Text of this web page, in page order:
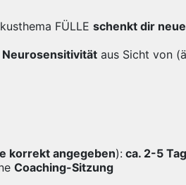
FÜLLE schenkt dir
aus Sicht von
korrekt angegeben): ca. 2-5
Coaching-Sitzung